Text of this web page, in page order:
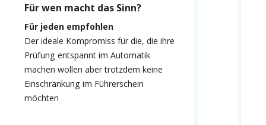
Für wen macht das Sinn?
Für jeden empfohlen
Der ideale Kompromiss für die, die ihre
Prüfung entspannt im Automatik
machen wollen aber trotzdem keine
Einschränkung im Führerschein
möchten